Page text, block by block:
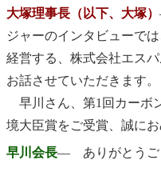
大塚理事長（以下、大塚）
ジャーのインタビューで
経営する、株式会社エス
お話させていただきます。
早川さん、第1回カーボ
境大臣賞をご受賞、誠にお
早川会長― ありがとうご